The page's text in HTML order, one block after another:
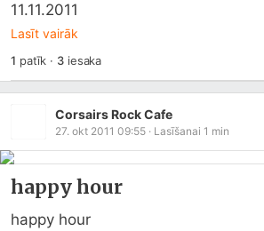
11.11.2011
Lasīt vairāk
1 patīk · 3iesaka
Corsairs Rock Cafe
27. okt 2011 09:55 · Lasīšanai 1 min
happy hour
happy hour